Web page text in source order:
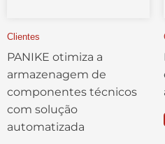
Clientes
PANIKE otimiza a
armazenagem de
componentes técnicos
com solução
automatizada